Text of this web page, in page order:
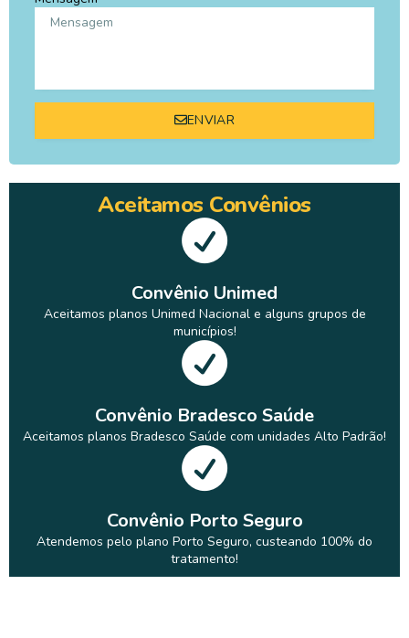
ENVIAR
Aceitamos Convênios
Convênio Unimed
Aceitamos planos Unimed Nacional e alguns grupos de
municípios!
Convênio Bradesco Saúde
Aceitamos planos Bradesco Saúde com unidades Alto Padrão!
Convênio Porto Seguro
Atendemos pelo plano Porto Seguro, custeando 100% do
tratamento!